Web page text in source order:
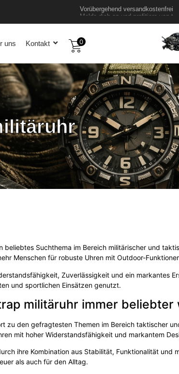
Vorübergehend versandkostenfrei
uns Kontakt 0
beliebtes Suchthema im Bereich militärischer und
Menschen für robuste Uhren mit Outdoor-
Zuverlässigkeit und ein markantes
und sportlichen Einsätzen genutzt.
militäruhr immer beliebter
zu den gefragtesten Themen im Bereich taktischer
mit hoher Widerstandsfähigkeit und markantem
ihre Kombination aus Stabilität, Funktionalität und
als auch für den Alltag.